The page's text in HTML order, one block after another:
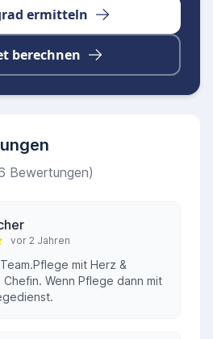
ermitteln
berechnen
Bewertungen)
vor 2 Jahren
mit Herz &
Wenn Pflege dann mit